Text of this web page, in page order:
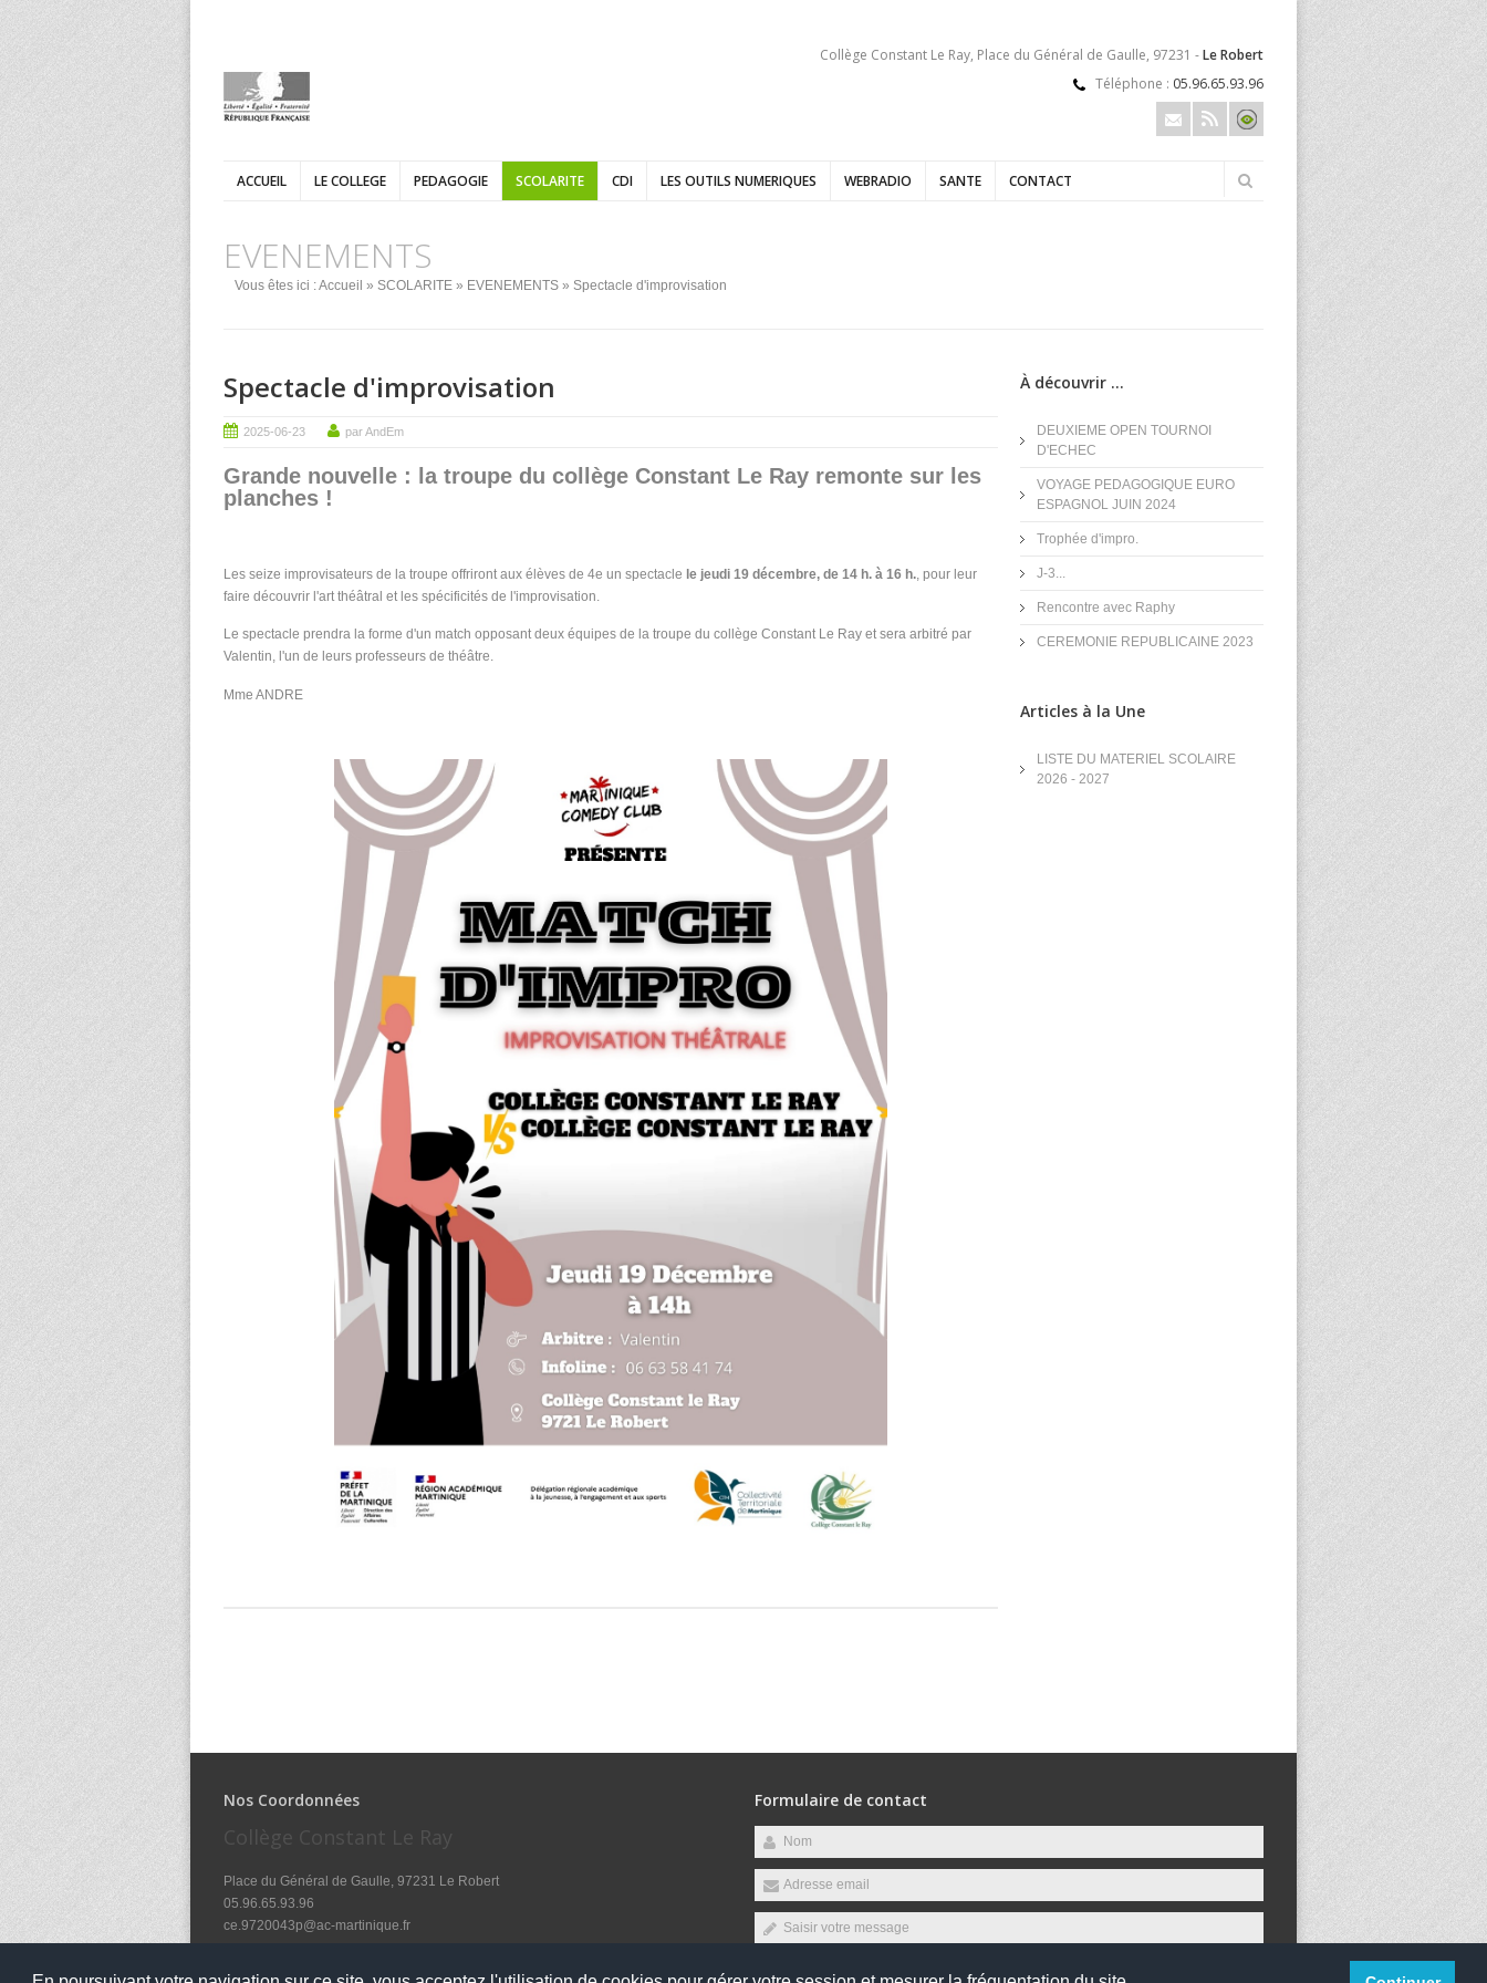
Collège Constant Le Ray, Place du Général de Gaulle, 97231 -Le Robert
Téléphone : 05.96.65.93.96
ACCUEIL LE COLLEGE PEDAGOGIE SCOLARITE CDI LES OUTILS NUMERIQUES WEBRADIO SANTE CONTACT
EVENEMENTS
Vous êtes ici :Accueil » SCOLARITE » EVENEMENTS » Spectacle d'improvisation
Spectacle d'improvisation
2025-06-23 par AndEm
Grande nouvelle : la troupe du collège Constant Le Ray remonte sur les
planches !
Les seize improvisateurs de la troupe offriront aux élèves de 4e un spectacle le jeudi 19 décembre, de 14 h. à 16 h. , pour leur
faire découvrir l'art théâtral et les spécificités de l'improvisation.
Le spectacle prendra la forme d'un match opposant deux équipes de la troupe du collège Constant Le Ray et sera arbitré par
Valentin, l'un de leurs professeurs de théâtre.
Mme ANDRE
À découvrir ...
DEUXIEME OPEN TOURNOI
D'ECHEC
VOYAGE PEDAGOGIQUE EURO
ESPAGNOL JUIN 2024
Trophée d'impro.
J-3...
Rencontre avec Raphy
CEREMONIE REPUBLICAINE 2023
Articles à la Une
LISTE DU MATERIEL SCOLAIRE
2026 - 2027
Nos Coordonnées
Collège Constant Le Ray
Place du Général de Gaulle, 97231 Le Robert
05.96.65.93.96
ce.9720043p@ac-martinique.fr
Formulaire de contact